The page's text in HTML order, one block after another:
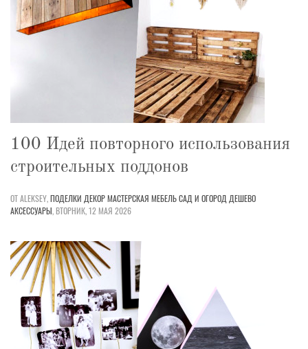
100 Идей повторного использования
строительных поддонов
ОТ ALEKSEY,ПОДЕЛКИ ДЕКОРМАСТЕРСКАЯ МЕБЕЛЬСАД И ОГОРОД ДЕШЕВО
АКСЕССУАРЫ,ВТОРНИК, 12 МАЯ 2026